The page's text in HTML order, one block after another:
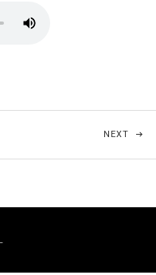
NEXT